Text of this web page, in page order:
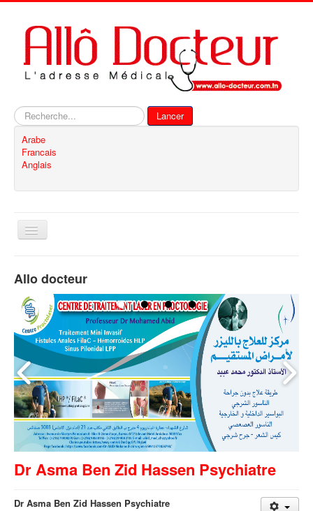
Rechercher
Lancer
Arabe
Francais
Anglais
Basculer
Contact
Allo docteur
Dr Asma Ben Zid Hassen Psychiatre
Dr Asma Ben Zid Hassen Psychiatre